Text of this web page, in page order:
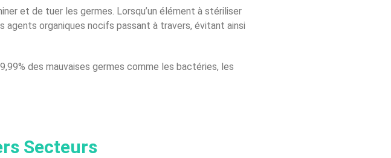
et de tuer les germes. Lorsqu’un élément à stériliser
organiques nocifs passant à travers, évitant ainsi
des mauvaises germes comme les bactéries, les
Secteurs